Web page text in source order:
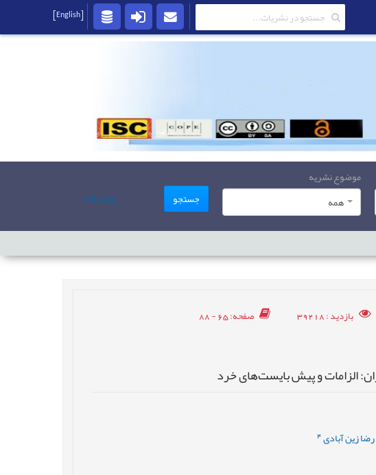
موضوع نشریه
همه
جستجو پیشرفته
بازدید: 39218 صفحه: 65 - 88
الزامات و پیش بایست‌های خرد
زین آبادی4
[English]